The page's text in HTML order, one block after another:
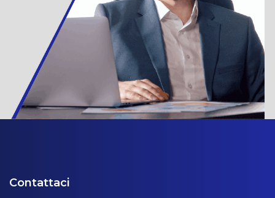
Contattaci